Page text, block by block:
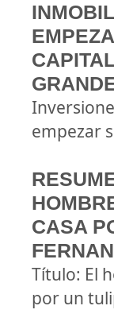
empezar
CASA
Título: El
por un